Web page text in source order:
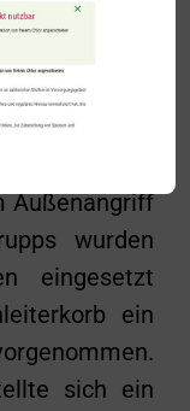
Süßen
vor
dass keine
und bereits
wurde
Außenangriff
wurden
eingesetzt
ein
sich ein